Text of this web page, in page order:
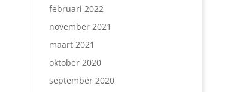
februari 2022
november 2021
maart 2021
oktober 2020
september 2020